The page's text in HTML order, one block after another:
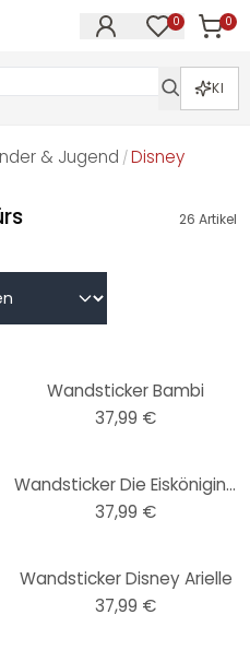
0 0
KI
& Jugend /Disney
26 Artikel
Wandsticker Bambi
37,99 €
Wandsticker Die Eiskönigin Schwestern
37,99 €
Wandsticker Disney Arielle
37,99 €